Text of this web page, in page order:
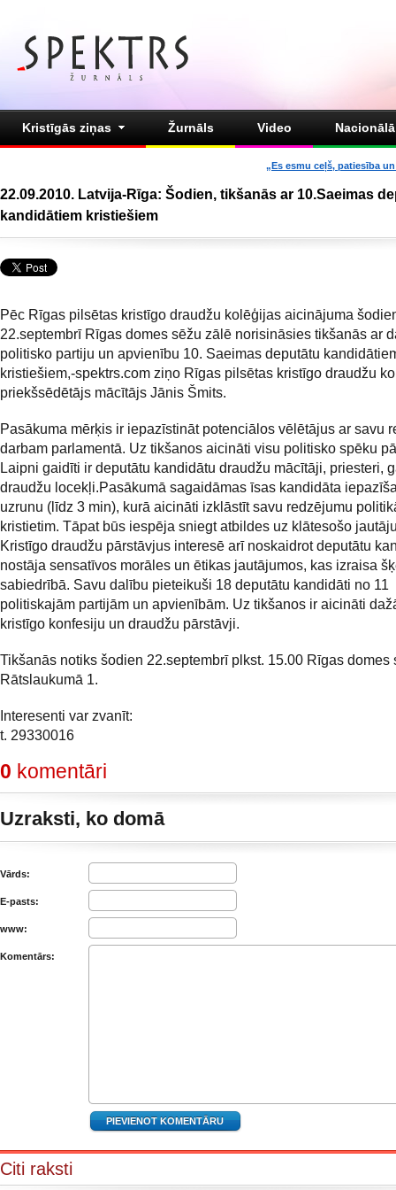
Kristīgās ziņas Žurnāls Video
„Es esmu ceļš, patiesība
22.09.2010. Latvija-Rīga: Šodien, tikšanās ar 10.Saeimas
kandidātiem kristiešiem
Pēc Rīgas pilsētas kristīgo draudžu kolēģijas aicinājuma
22.septembrī Rīgas domes sēžu zālē norisināsies tikšanās ar
politisko partiju un apvienību 10. Saeimas deputātu
kristiešiem,-spektrs.com ziņo Rīgas pilsētas kristīgo draudžu
priekšsēdētājs mācītājs Jānis Šmits.
Pasākuma mērķis ir iepazīstināt potenciālos vēlētājus ar savu
darbam parlamentā. Uz tikšanos aicināti visu politisko spēku
Laipni gaidīti ir deputātu kandidātu draudžu mācītāji, priesteri,
draudžu locekļi.Pasākumā sagaidāmas īsas kandidāta
uzrunu (līdz 3 min), kurā aicināti izklāstīt savu redzējumu
kristietim. Tāpat būs iespēja sniegt atbildes uz klātesošo
Kristīgo draudžu pārstāvjus interesē arī noskaidrot deputātu
nostāja sensatīvos morāles un ētikas jautājumos, kas izraisa
sabiedrībā. Savu dalību pieteikuši 18 deputātu kandidāti no 11
politiskajām partijām un apvienībām. Uz tikšanos ir aicināti
kristīgo konfesiju un draudžu pārstāvji.
Tikšanās notiks šodien 22.septembrī plkst. 15.00 Rīgas domes
Rātslaukumā 1.
Interesenti var zvanīt:
t. 29330016
0 komentāri
Uzraksti, ko domā
Vārds:
E-pasts:
www:
Komentārs:
Citi raksti